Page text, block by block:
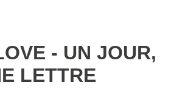
- UN JOUR,
LETTRE